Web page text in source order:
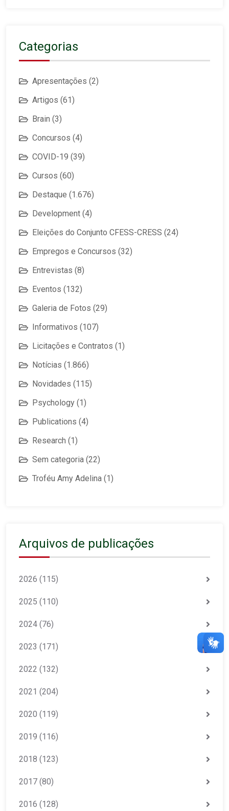
Categorias
Apresentações (2)
Artigos (61)
Brain (3)
Concursos (4)
COVID-19 (39)
Cursos (60)
Destaque (1.676)
Development (4)
Eleições do Conjunto CFESS-CRESS (24)
Empregos e Concursos (32)
Entrevistas (8)
Eventos (132)
Galeria de Fotos (29)
Informativos (107)
Licitações e Contratos (1)
Notícias (1.866)
Novidades (115)
Psychology (1)
Publications (4)
Research (1)
Sem categoria (22)
Troféu Amy Adelina (1)
Arquivos de publicações
2026 (115)
2025 (110)
2024 (76)
2023 (171)
2022 (132)
2021 (204)
2020 (119)
2019 (116)
2018 (123)
2017 (80)
2016 (128)